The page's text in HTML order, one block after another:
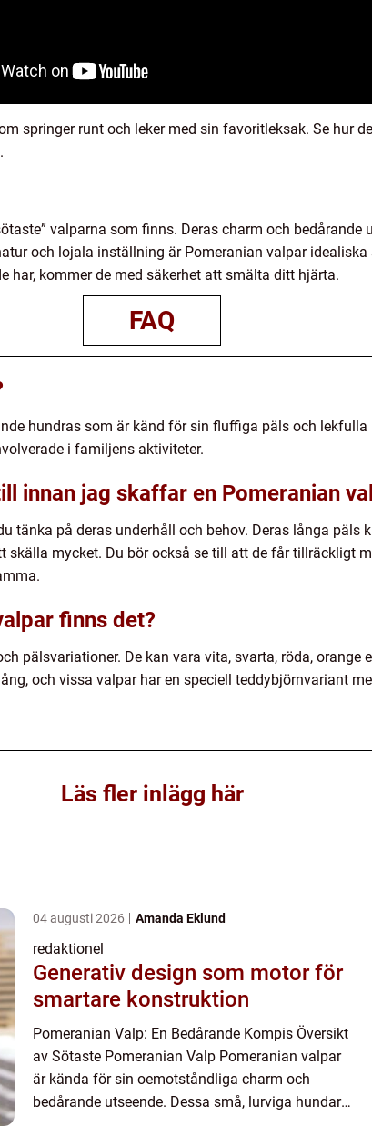
springer runt och leker med sin favoritleksak. Se hur
valparna som finns. Deras charm och bedårande
och lojala inställning är Pomeranian valpar
har, kommer de med säkerhet att smälta ditt hjärta.
FAQ
hundras som är känd för sin fluffiga päls och lekfulla
i familjens aktiviteter.
innan jag skaffar en Pomeranian
tänka på deras underhåll och behov. Deras långa päls
skälla mycket. Du bör också se till att de får tillräckligt
finns det?
pälsvariationer. De kan vara vita, svarta, röda, orange
och vissa valpar har en speciell teddybjörnvariant
Läs fler inlägg här
04 augusti 2026 Amanda Eklund
redaktionel
Generativ design som motor för
smartare konstruktion
Pomeranian Valp: En Bedårande Kompis Översikt
av Sötaste Pomeranian Valp Pomeranian valpar
är kända för sin oemotståndliga charm och
bedårande utseende. Dessa små, lurviga hundar